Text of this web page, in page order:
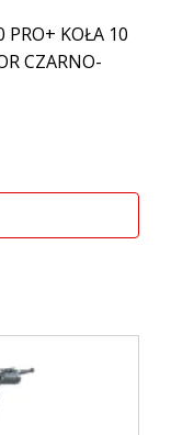
KOŁA 10
CZARNO-